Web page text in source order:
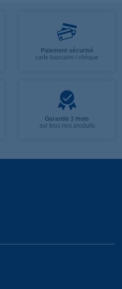
Paiement sécurisé
carte bancaire / chèque
Garantie 3 mois
sur tous nos produits